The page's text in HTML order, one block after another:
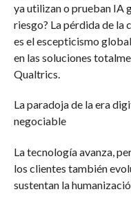
ya utilizan o prueban IA
riesgo? La pérdida de la
es el escepticismo
en las soluciones
Qualtrics.
La paradoja de la era
negociable
La tecnología avanza,
los clientes también
sustentan la